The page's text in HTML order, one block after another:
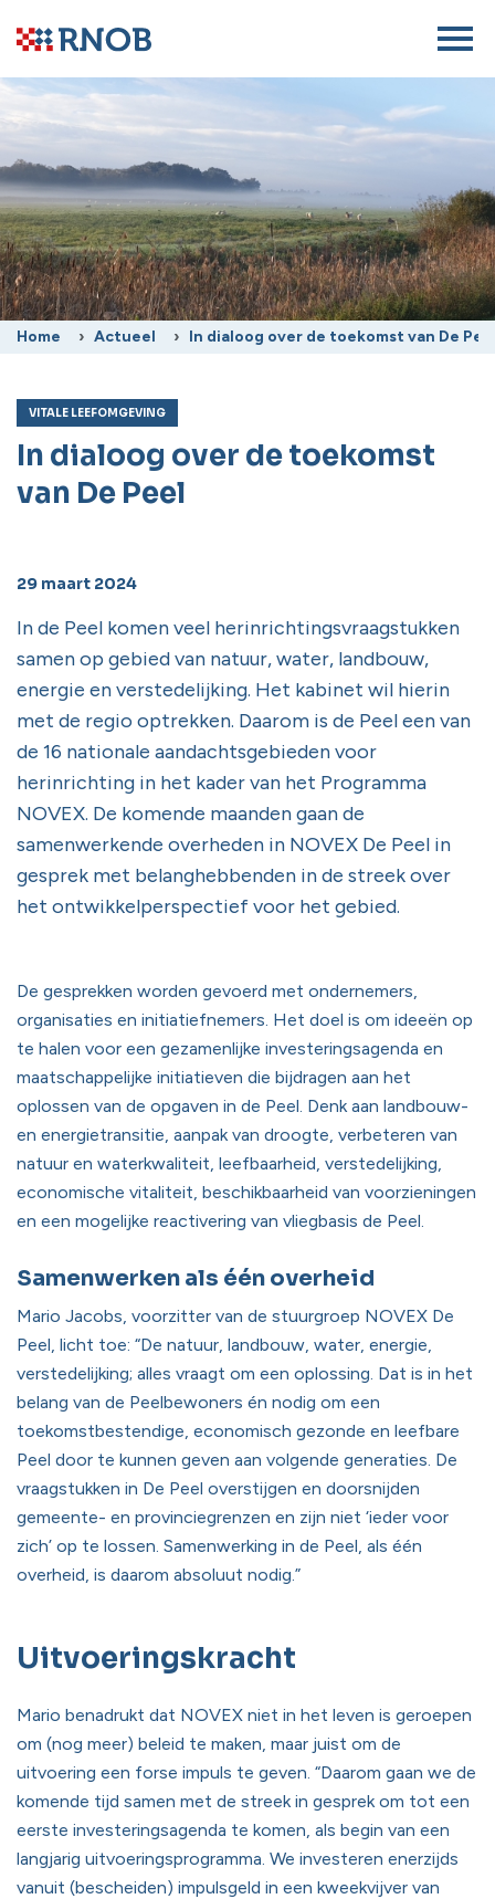
Home Actueel In dialoog over de toekomst van De
VITALE LEEFOMGEVING
In dialoog over de toekomst
van De Peel
29 maart 2024
In de Peel komen veel herinrichtingsvraagstukken
samen op gebied van natuur, water, landbouw,
energie en verstedelijking. Het kabinet wil hierin
met de regio optrekken. Daarom is de Peel een van
de 16 nationale aandachtsgebieden voor
herinrichting in het kader van het Programma
NOVEX. De komende maanden gaan de
samenwerkende overheden in NOVEX De Peel in
gesprek met belanghebbenden in de streek over
het ontwikkelperspectief voor het gebied.
De gesprekken worden gevoerd met ondernemers,
organisaties en initiatiefnemers. Het doel is om ideeën op
te halen voor een gezamenlijke investeringsagenda en
maatschappelijke initiatieven die bijdragen aan het
oplossen van de opgaven in de Peel. Denk aan landbouw-
en energietransitie, aanpak van droogte, verbeteren van
natuur en waterkwaliteit, leefbaarheid, verstedelijking,
economische vitaliteit, beschikbaarheid van voorzieningen
en een mogelijke reactivering van vliegbasis de Peel.
Samenwerken als één overheid
Mario Jacobs, voorzitter van de stuurgroep NOVEX De
Peel, licht toe: “De natuur, landbouw, water, energie,
verstedelijking; alles vraagt om een oplossing. Dat is in het
belang van de Peelbewoners én nodig om een
toekomstbestendige, economisch gezonde en leefbare
Peel door te kunnen geven aan volgende generaties. De
vraagstukken in De Peel overstijgen en doorsnijden
gemeente- en provinciegrenzen en zijn niet ‘ieder voor
zich’ op te lossen. Samenwerking in de Peel, als één
overheid, is daarom absoluut nodig.”
Uitvoeringskracht
Mario benadrukt dat NOVEX niet in het leven is geroepen
om (nog meer) beleid te maken, maar juist om de
uitvoering een forse impuls te geven. “Daarom gaan we de
komende tijd samen met de streek in gesprek om tot een
eerste investeringsagenda te komen, als begin van een
langjarig uitvoeringsprogramma. We investeren enerzijds
vanuit (bescheiden) impulsgeld in een kweekvijver van